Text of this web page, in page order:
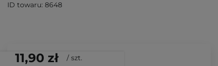
11,90 zł / szt.
ID towaru: 8648